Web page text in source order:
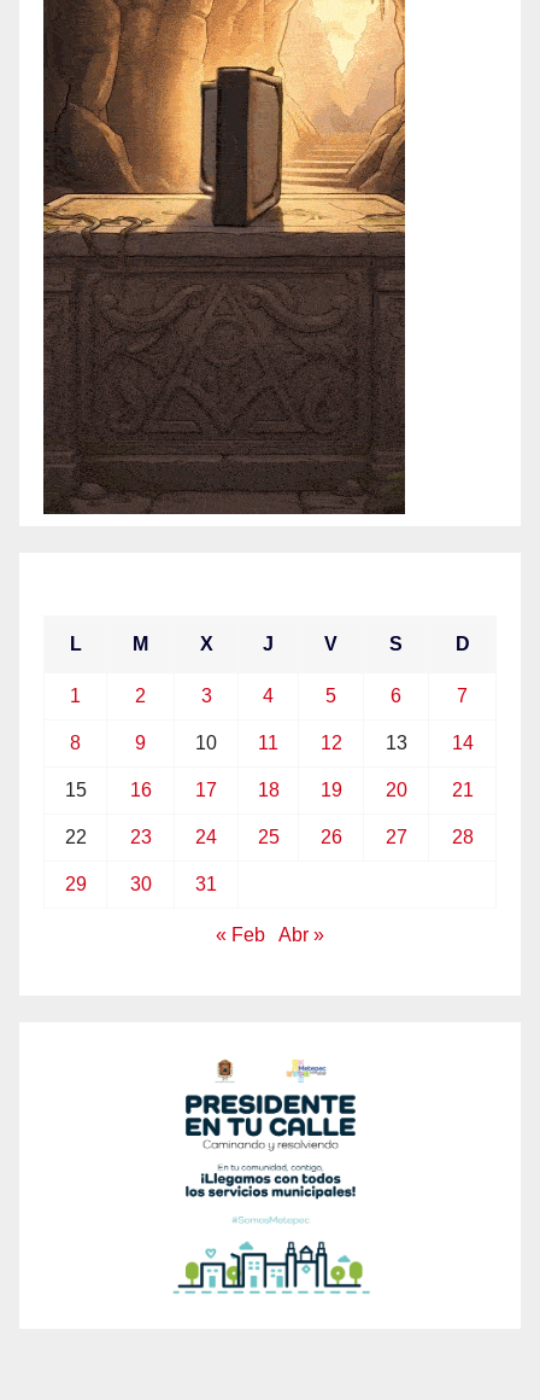
L M X J V S D
1 2 3 4 5 6 7
8 9 10 11 12 13 14
15 16 17 18 19 20 21
22 23 24 25 26 27 28
29 30 31
« Feb Abr »